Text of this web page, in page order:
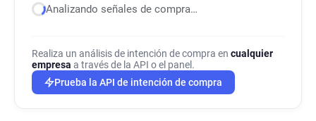
Analizando señales de compra…
Realiza un análisis de intención de compra en cualquier
empresa a través de la API o el panel.
Prueba la API de intención de compra